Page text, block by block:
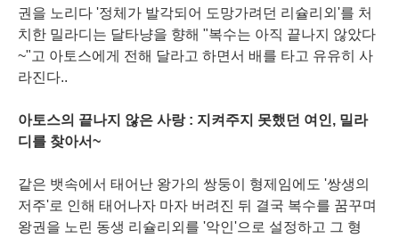
권을 노리다 '정체가 발각되어 도망가려던 리슐리외'를 처
치한 밀라디는 달타냥을 향해 "복수는 아직 끝나지 않았다
~"고 아토스에게 전해 달라고 하면서 배를 타고 유유히 사
라진다..
아토스의 끝나지 않은 사랑 : 지켜주지 못했던 여인, 밀라
디를 찾아서~
같은 뱃속에서 태어난 왕가의 쌍둥이 형제임에도 '쌍생의
저주'로 인해 태어나자 마자 버려진 뒤 결국 복수를 꿈꾸며
왕권을 노린 동생 리슐리외를 '악인'으로 설정하고 그 형